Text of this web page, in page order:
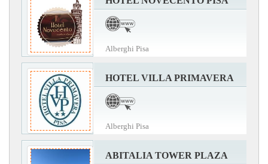
Alberghi Pisa
HOTEL VILLA PRIMAVERA
Alberghi Pisa
ABITALIA TOWER PLAZA